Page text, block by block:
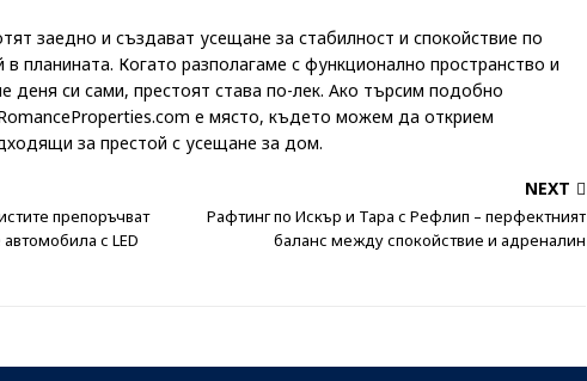
заедно и създават усещане за стабилност и спокойствие по
планината. Когато разполагаме с функционално пространство и
деня си сами, престоят става по-лек. Ако търсим подобно
е място, където можем да открием
за престой с усещане за дом.
препоръчват
с LED
NEXT
Рафтинг по Искър и Тара с Рефлип – перфектният
баланс между спокойствие и адреналин